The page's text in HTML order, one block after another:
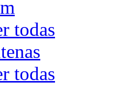
todas
todas